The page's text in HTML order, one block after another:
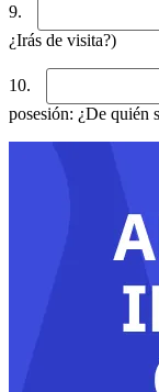
9.
¿Irás de visita?)
10.
posesión: ¿De quién